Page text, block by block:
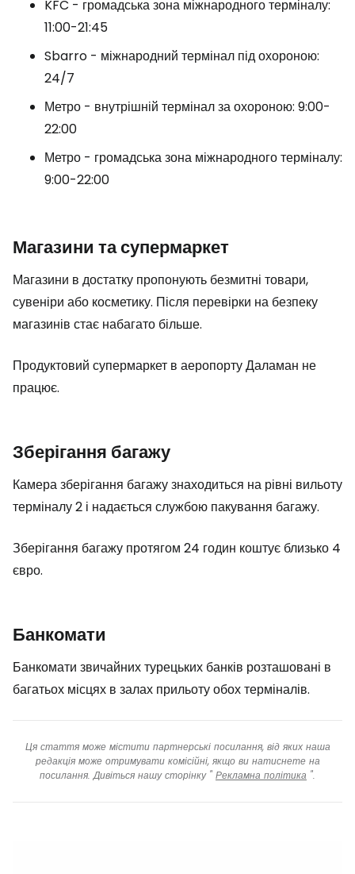
KFC - громадська зона міжнародного терміналу:
11:00-21:45
Sbarro - міжнародний термінал під охороною:
24/7
Метро - внутрішній термінал за охороною: 9:00-
22:00
Метро - громадська зона міжнародного терміналу:
9:00-22:00
Магазини та супермаркет
Магазини в достатку пропонують безмитні товари,
сувеніри або косметику. Після перевірки на безпеку
магазинів стає набагато більше.
Продуктовий супермаркет в аеропорту Даламан не
працює.
Зберігання багажу
Камера зберігання багажу знаходиться на рівні вильоту
терміналу 2 і надається службою пакування багажу.
Зберігання багажу протягом 24 годин коштує близько 4
євро.
Банкомати
Банкомати звичайних турецьких банків розташовані в
багатьох місцях в залах прильоту обох терміналів.
Ця стаття може містити партнерські посилання, від яких наша
редакція може отримувати комісійні, якщо ви натиснете на
посилання. Дивіться нашу сторінку " Рекламна політика ".